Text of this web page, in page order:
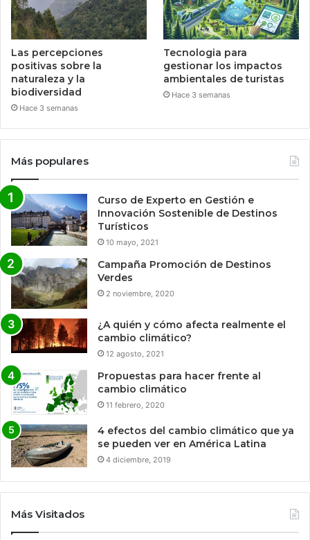
Las percepciones
positivas sobre la
naturaleza y la
biodiversidad
Hace 3 semanas
Tecnologia para
gestionar los impactos
ambientales de turistas
Hace 3 semanas
Más populares
Curso de Experto en Gestión e
Innovación Sostenible de Destinos
Turísticos
10 mayo, 2021
Campaña Promoción de Destinos
Verdes
2 noviembre, 2020
¿A quién y cómo afecta realmente el
cambio climático?
12 agosto, 2021
Propuestas para hacer frente al
cambio climático
11 febrero, 2020
4 efectos del cambio climático que ya
se pueden ver en América Latina
4 diciembre, 2019
Más Visitados